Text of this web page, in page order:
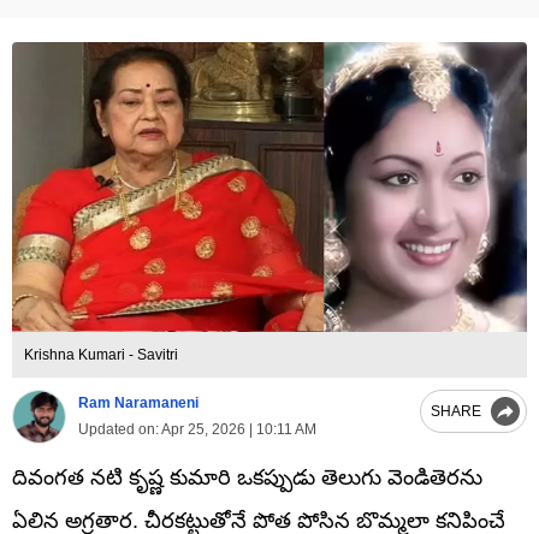
Krishna Kumari - Savitri
Ram Naramaneni
Updated on:Apr 25, 2026 | 10:11 AM
SHARE
దివంగత నటి కృష్ణ కుమారి ఒకప్పుడు తెలుగు వెండితెరను
ఏలిన అగ్రతార. చీరకట్టుతోనే పోత పోసిన బొమ్మలా కనిపించే